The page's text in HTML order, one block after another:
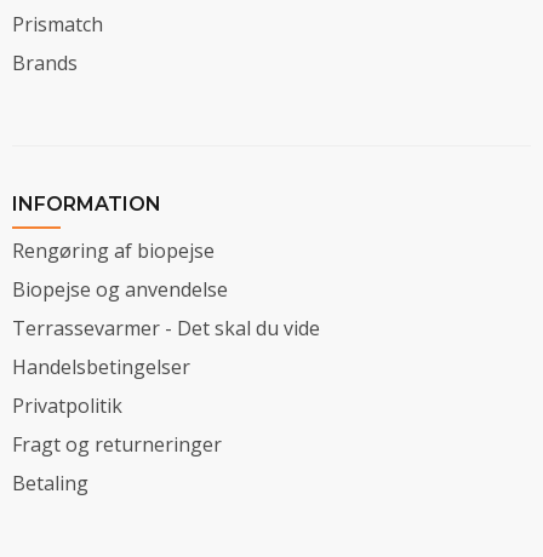
Prismatch
Brands
INFORMATION
Rengøring af biopejse
Biopejse og anvendelse
Terrassevarmer - Det skal du vide
Handelsbetingelser
Privatpolitik
Fragt og returneringer
Betaling